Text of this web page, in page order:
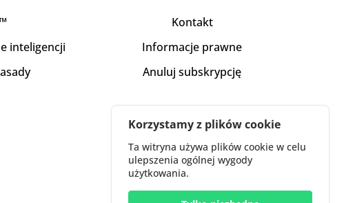
inteligencji
Kontakt
Informacje prawne
Anuluj subskrypcję
Korzystamy z plików cookie
Ta witryna używa plików cookie w celu
ulepszenia ogólnej wygody
użytkowania.